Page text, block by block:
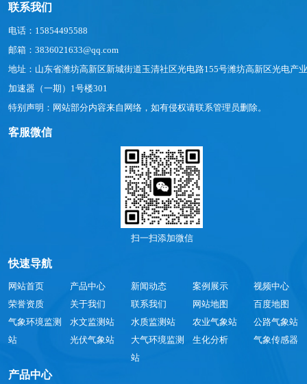
联系我们
电话：15854495588
邮箱：3836021633@qq.com
地址：山东省潍坊高新区新城街道玉清社区光电路155号潍坊高新区光电产业
加速器（一期）1号楼301
特别声明：网站部分内容来自网络，如有侵权请联系管理员删除。
客服微信
扫一扫添加微信
快速导航
网站首页 产品中心 新闻动态 案例展示
视频中心
荣誉资质
关于我们 联系我们 网站地图
百度地图
气象环境监测
站
水文监测站 水质监测站 农业气象站
公路气象站
光伏气象站
大气环境监测
站
生化分析 气象传感器
产品中心